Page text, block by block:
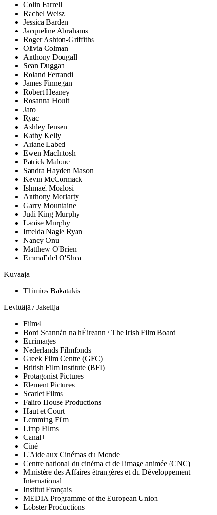
Colin Farrell
Rachel Weisz
Jessica Barden
Jacqueline Abrahams
Roger Ashton-Griffiths
Olivia Colman
Anthony Dougall
Sean Duggan
Roland Ferrandi
James Finnegan
Robert Heaney
Rosanna Hoult
Jaro
Ryac
Ashley Jensen
Kathy Kelly
Ariane Labed
Ewen MacIntosh
Patrick Malone
Sandra Hayden Mason
Kevin McCormack
Ishmael Moalosi
Anthony Moriarty
Garry Mountaine
Judi King Murphy
Laoise Murphy
Imelda Nagle Ryan
Nancy Onu
Matthew O'Brien
EmmaEdel O'Shea
Kuvaaja
Thimios Bakatakis
Levittäjä / Jakelija
Film4
Bord Scannán na hÉireann / The Irish Film Board
Eurimages
Nederlands Filmfonds
Greek Film Centre (GFC)
British Film Institute (BFI)
Protagonist Pictures
Element Pictures
Scarlet Films
Faliro House Productions
Haut et Court
Lemming Film
Limp Films
Canal+
Ciné+
L'Aide aux Cinémas du Monde
Centre national du cinéma et de l'image animée (CNC)
Ministère des Affaires étrangères et du Développement
International
Institut Français
MEDIA Programme of the European Union
Lobster Productions